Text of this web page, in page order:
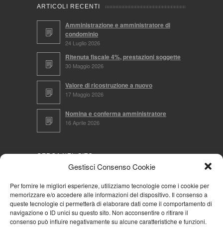
Gestisci Consenso Cookie
Per fornire le migliori esperienze, utilizziamo tecnologie come i cookie per
memorizzare e/o accedere alle informazioni del dispositivo. Il consenso a
queste tecnologie ci permetterà di elaborare dati come il comportamento di
navigazione o ID unici su questo sito. Non acconsentire o ritirare il
consenso può influire negativamente su alcune caratteristiche e funzioni.
ARTICOLI RECENTI
Amministrazione e amministratore di
condominio
24 Luglio 2026
Ritenuta fiscale 4%, prestazioni soggette
30 Maggio 2026
Valore di ricostruzione a nuovo
17 Maggio 2026
Nomina e conferma amministratore
16 Aprile 2026
CERCA NEL SITO
NAVIGA PER
Mappa completa